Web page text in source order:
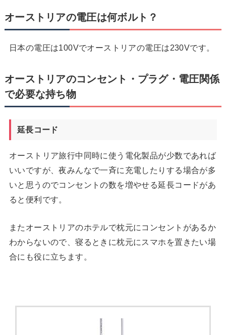
オーストリアの電圧は何ボルト？
日本の電圧は100Vでオーストリアの電圧は230Vです。
オーストリアのコンセント・プラグ・電圧関係
で必要な持ち物
延長コード
オーストリア旅行中同時に使う電化製品が少数であれば
いいですが、夜みんなで一斉に充電したりする場合が多
いと思うのでコンセントの数を増やせる延長コードがあ
ると便利です。
またオーストリアのホテルで枕元にコンセントがあるか
わからないので、寝るときに枕元にスマホを置きたい場
合にも役に立ちます。